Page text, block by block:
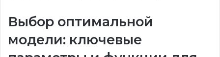
Выбор оптимальной
модели: ключевые